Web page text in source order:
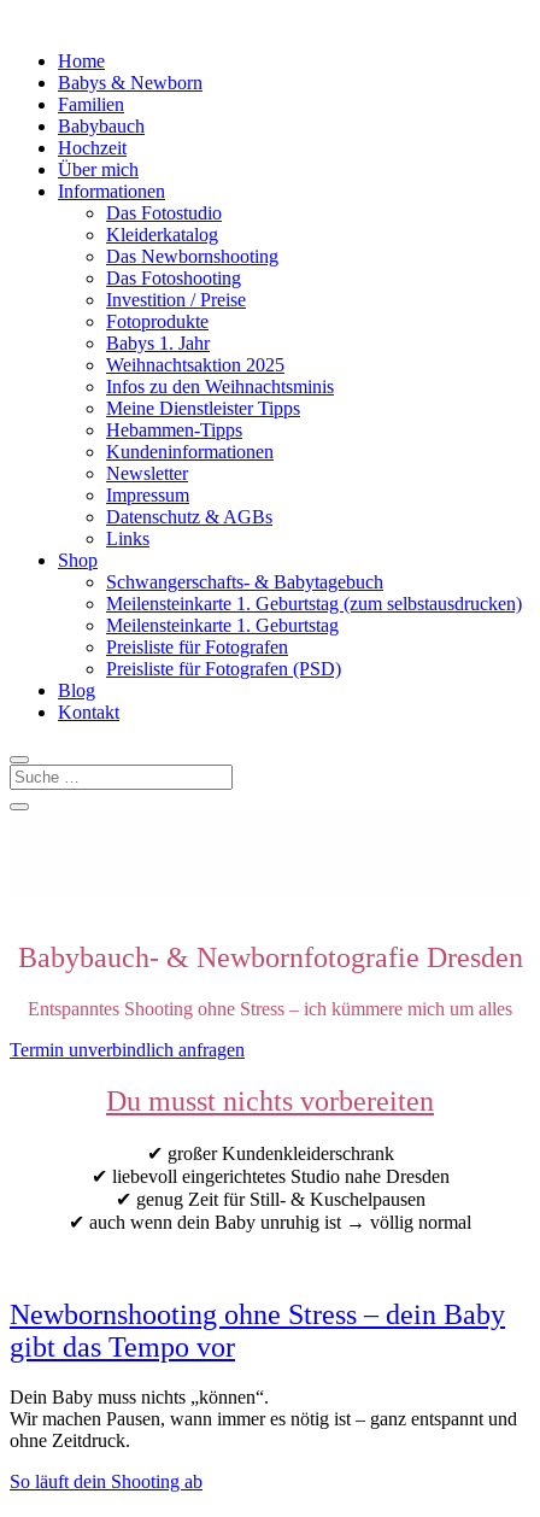
Home
Babys & Newborn
Familien
Babybauch
Hochzeit
Über mich
Informationen
Das Fotostudio
Kleiderkatalog
Das Newbornshooting
Das Fotoshooting
Investition / Preise
Fotoprodukte
Babys 1. Jahr
Weihnachtsaktion 2025
Infos zu den Weihnachtsminis
Meine Dienstleister Tipps
Hebammen-Tipps
Kundeninformationen
Newsletter
Impressum
Datenschutz & AGBs
Links
Shop
Schwangerschafts- & Babytagebuch
Meilensteinkarte 1. Geburtstag (zum selbstausdrucken)
Meilensteinkarte 1. Geburtstag
Preisliste für Fotografen
Preisliste für Fotografen (PSD)
Blog
Kontakt
Babybauch- & Newbornfotografie Dresden
Entspanntes Shooting ohne Stress – ich kümmere mich um alles
Termin unverbindlich anfragen
Du musst nichts vorbereiten
✔ großer Kundenkleiderschrank
✔ liebevoll eingerichtetes Studio nahe Dresden
✔ genug Zeit für Still- & Kuschelpausen
✔ auch wenn dein Baby unruhig ist → völlig normal
Newbornshooting ohne Stress – dein Baby
gibt das Tempo vor
Dein Baby muss nichts „können“.
Wir machen Pausen, wann immer es nötig ist – ganz entspannt und
ohne Zeitdruck.
So läuft dein Shooting ab